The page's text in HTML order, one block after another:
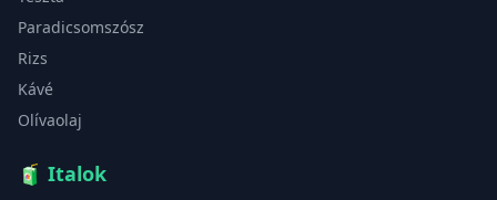
Paradicsomszósz
Rizs
Kávé
Olívaolaj
🧃 Italok